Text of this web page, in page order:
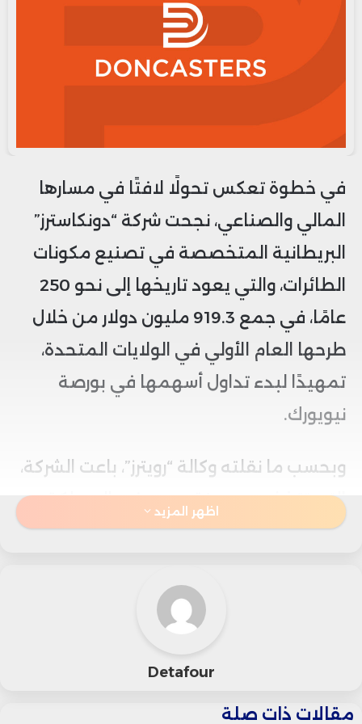
في خطوة تعكس تحولًا لافتًا في مسارها
المالي والصناعي، نجحت شركة “دونكاسترز”
البريطانية المتخصصة في تصنيع مكونات
الطائرات، والتي يعود تاريخها إلى نحو 250
عامًا، في جمع 919.3 مليون دولار من خلال
طرحها العام الأولي في الولايات المتحدة،
تمهيدًا لبدء تداول أسهمها في بورصة
نيويورك.
وبحسب ما نقلته وكالة “رويترز”، باعت الشركة،
التي تتخذ من مدينة ديربي في المملكة
المتحدة مقرًا لها، نحو 27.9 مليون سهم
النطاق السعري الذي جرى تسويقه مسبقًا
بين 28 و32 دولارًا، في إشارة إلى طلب قوي
من المستثمرين على الاكتتاب. ومن
اظهر المزيد
Detafour
مقالات ذات صلة